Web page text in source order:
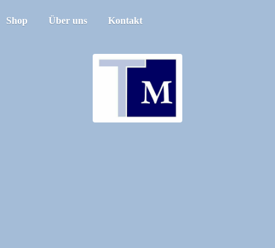
Shop Über uns Kontakt